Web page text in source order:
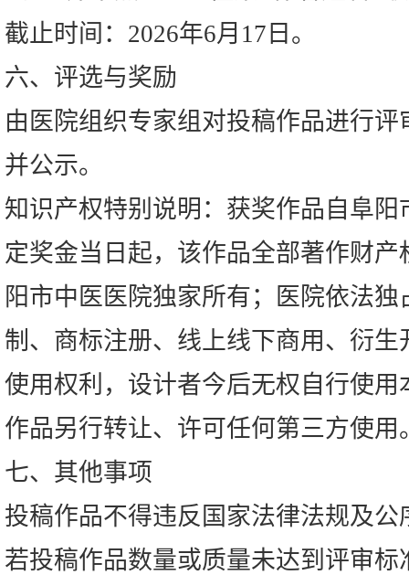
截止时间：2026年6月17日。
六、评选与奖励
由医院组织专家组对投稿作品进行
并公示。
知识产权特别说明：获奖作品自阜
定奖金当日起，该作品全部著作财
阳市中医医院独家所有；医院依法
制、商标注册、线上线下商用、衍
使用权利，设计者今后无权自行使
作品另行转让、许可任何第三方使用
七、其他事项
投稿作品不得违反国家法律法规及公
若投稿作品数量或质量未达到评审标